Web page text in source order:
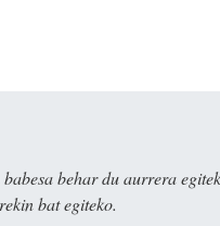
behar du aurrera
bat egiteko.